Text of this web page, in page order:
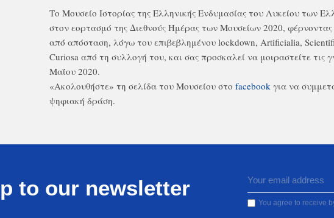
Το Μουσείο Ιστορίας της Ελληνικής Ενδυμασίας του Λυκείου των
στον εορτασμό της Διεθνούς Ημέρας των Μουσείων 2020,
από απόσταση, λόγω του επιβεβλημένου lockdown, Artificialia,
Curiosa από τη συλλογή του, και σας προσκαλεί να μοιραστείτε τις
Μαΐου 2020.
«Ακολουθήστε» τη σελίδα του Μουσείου στο facebook για να
ψηφιακή δράση.
to our newsletter
You agree to receive